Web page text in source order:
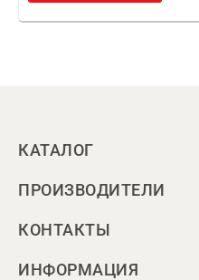
КАТАЛОГ
ПРОИЗВОДИТЕЛИ
КОНТАКТЫ
ИНФОРМАЦИЯ